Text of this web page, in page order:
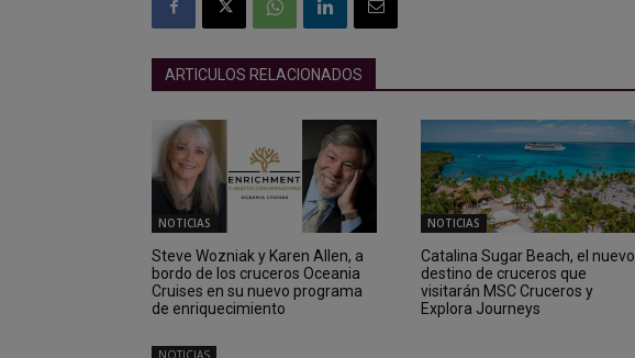
ARTICULOS RELACIONADOS
NOTICIAS
Steve Wozniak y Karen Allen, a
bordo de los cruceros Oceania
Cruises en su nuevo programa
de enriquecimiento
NOTICIAS
Catalina Sugar Beach, el nuevo
destino de cruceros que
visitarán MSC Cruceros y
Explora Journeys
NOTICIAS